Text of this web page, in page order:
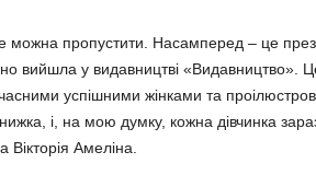
можна пропустити. Насамперед – це
вийшла у видавництві «Видавництво».
успішними жінками та
і, на мою думку, кожна дівчинка
Вікторія Амеліна.